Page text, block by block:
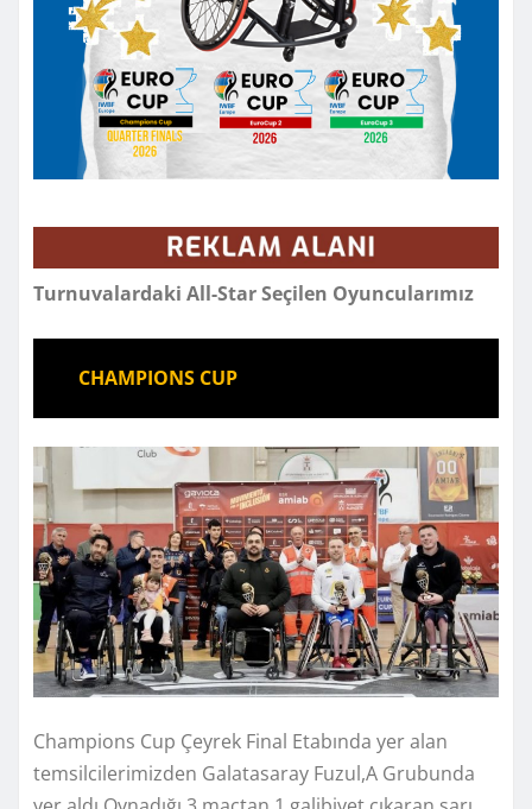
Turnuvalardaki All-Star Seçilen Oyuncularımız
CHAMPIONS CUP
Champions Cup Çeyrek Final Etabında yer alan
temsilcilerimizden Galatasaray Fuzul,A Grubunda